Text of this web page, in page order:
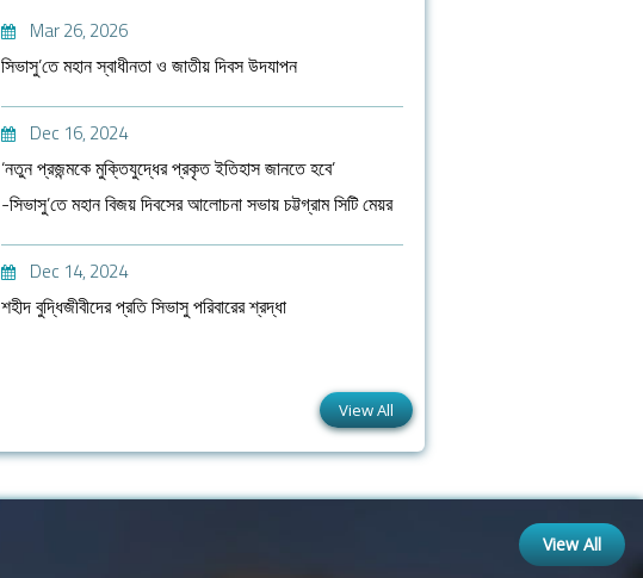
Mar 26, 2026
সিভাসু’তে মহান স্বাধীনতা ও জাতীয় দিবস উদযাপন
Dec 16, 2024
‘নতুন প্রজন্মকে মুক্তিযুদ্ধের প্রকৃত ইতিহাস জানতে হবে’
-সিভাসু’তে মহান বিজয় দিবসের আলোচনা সভায় চট্টগ্রাম সিটি মেয়র
Dec 14, 2024
শহীদ বুদ্ধিজীবীদের প্রতি সিভাসু পরিবারের শ্রদ্ধা
View All
View All